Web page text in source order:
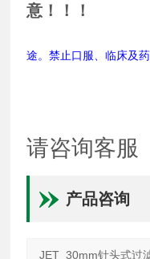
意！！！
店铺所有商
途。禁止口服、临床及
请咨询客服
产品咨询